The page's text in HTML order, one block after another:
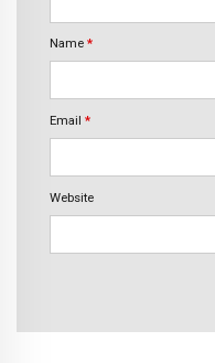
Name *
Email *
Website